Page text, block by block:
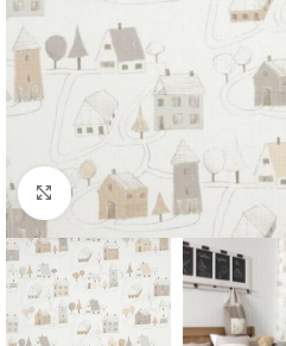
Forstørr bilde